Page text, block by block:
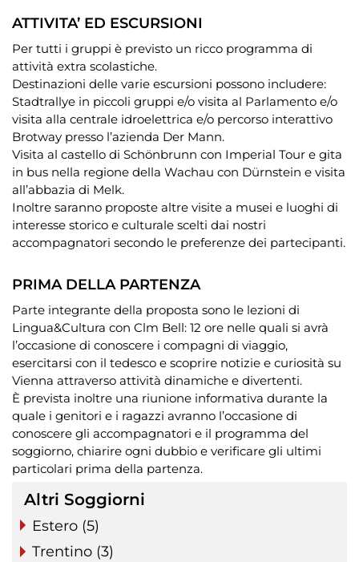
ATTIVITA’ ED ESCURSIONI
Per tutti i gruppi è previsto un ricco programma di
attività extra scolastiche.
Destinazioni delle varie escursioni possono includere:
Stadtrallye in piccoli gruppi e/o visita al Parlamento e/o
visita alla centrale idroelettrica e/o percorso interattivo
Brotway presso l’azienda Der Mann.
Visita al castello di Schönbrunn con Imperial Tour e gita
in bus nella regione della Wachau con Dürnstein e visita
all’abbazia di Melk.
Inoltre saranno proposte altre visite a musei e luoghi di
interesse storico e culturale scelti dai nostri
accompagnatori secondo le preferenze dei partecipanti.
PRIMA DELLA PARTENZA
Parte integrante della proposta sono le lezioni di
Lingua&Cultura con Clm Bell: 12 ore nelle quali si avrà
l’occasione di conoscere i compagni di viaggio,
esercitarsi con il tedesco e scoprire notizie e curiosità su
Vienna attraverso attività dinamiche e divertenti.
È prevista inoltre una riunione informativa durante la
quale i genitori e i ragazzi avranno l’occasione di
conoscere gli accompagnatori e il programma del
soggiorno, chiarire ogni dubbio e verificare gli ultimi
particolari prima della partenza.
Altri Soggiorni
Estero (5)
Trentino (3)